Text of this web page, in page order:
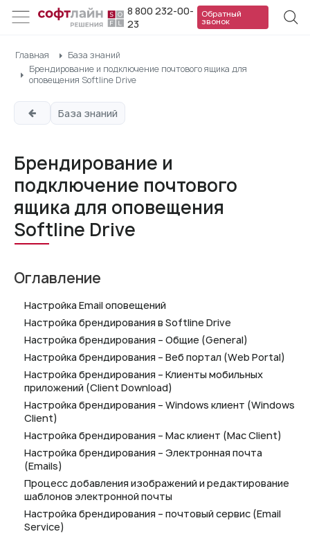
8 800 232-00-
23
Обратный
звонок
Главная
База знаний
Брендирование и подключение почтового ящика для
оповещения Softline Drive
База знаний
Брендирование и
подключение почтового
ящика для оповещения
Softline Drive
Оглавление
Настройка Email оповещений
Настройка брендирования в Softline Drive
Настройка брендирования – Общие (General)
Настройка брендирования – Веб портал (Web Portal)
Настройка брендирования – Клиенты мобильных
приложений (Client Download)
Настройка брендирования – Windows клиент (Windows
Client)
Настройка брендирования – Mac клиент (Mac Client)
Настройка брендирования – Электронная почта
(Emails)
Процесс добавления изображений и редактирование
шаблонов электронной почты
Настройка брендирования – почтовый сервис (Email
Service)